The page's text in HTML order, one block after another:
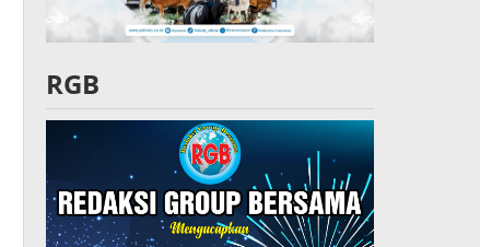
RGB